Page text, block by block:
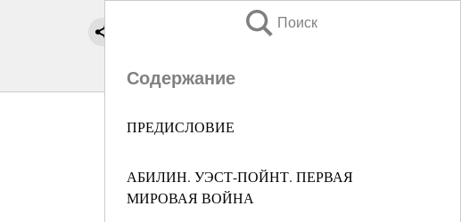
Поиск
Содержание
ПРЕДИСЛОВИЕ
АБИЛИН. УЭСТ-ПОЙНТ. ПЕРВАЯ
МИРОВАЯ ВОЙНА